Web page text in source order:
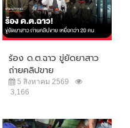
ร้อง ด.ต.ฉาว ขู่ยัดยาสาว
ถ่ายคลิปขาย
5 สิงหาคม 2569
3,166